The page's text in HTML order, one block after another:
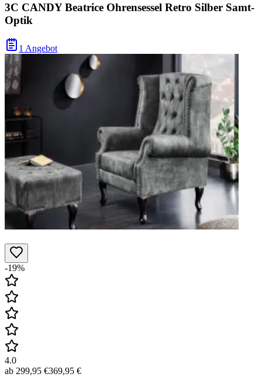
3C CANDY Beatrice Ohrensessel Retro Silber Samt-
Optik
1 Angebot
-19%
4.0
ab 299,95 €369,95 €